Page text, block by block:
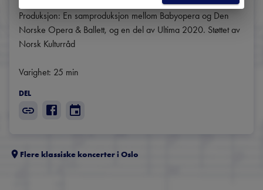
Produksjon: En samproduksjon mellom Babyopera og Den
Norske Opera & Ballett, og en del av Ultima 2020. Støttet av
Norsk Kulturråd
Varighet: 25 min
DEL
Flere klassiske koncerter i Oslo